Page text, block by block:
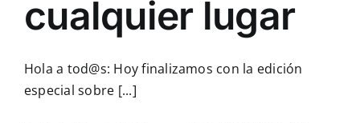
cualquier lugar
Hola a tod@s: Hoy finalizamos con la edición
especial sobre [...]